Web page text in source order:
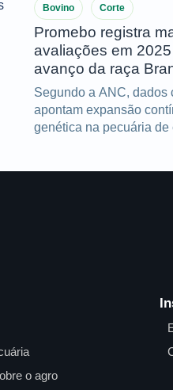
Bovino Corte
Promebo registra
avaliações em
avanço da raça
Segundo a ANC, dados
apontam expansão
genética na pecuária de
o agro